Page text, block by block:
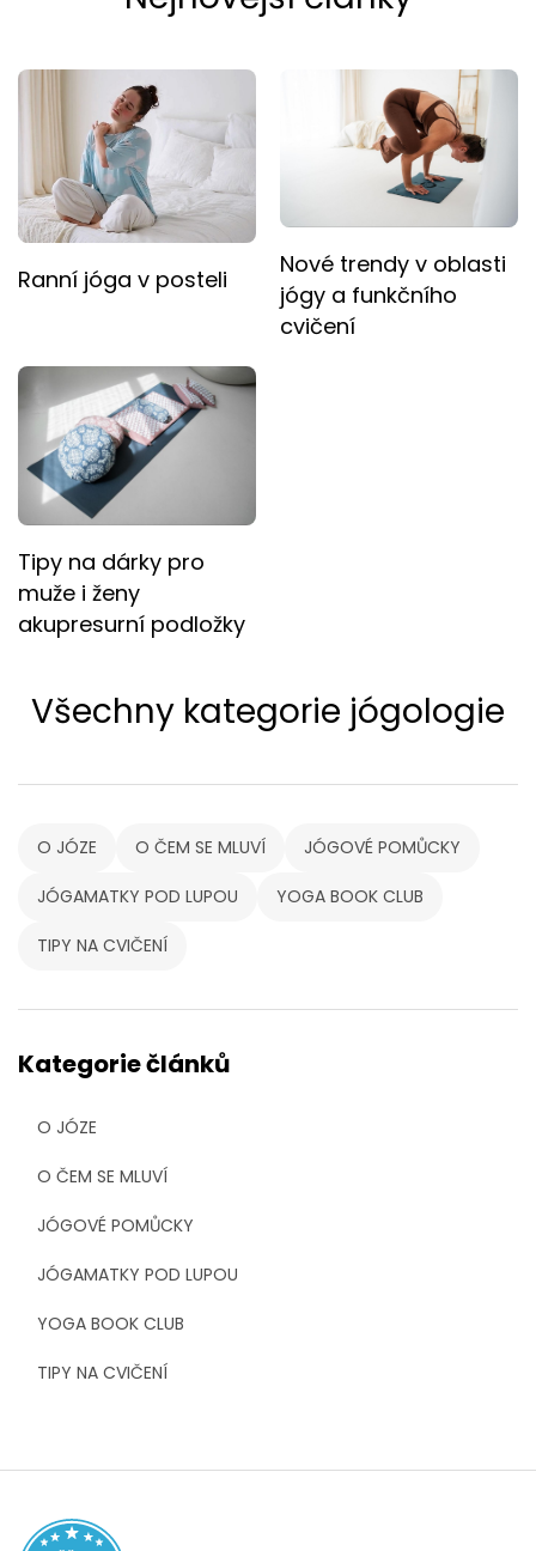
Kategorie článků
O JÓZE
O ČEM SE MLUVÍ
JÓGOVÉ POMŮCKY
JÓGAMATKY POD LUPOU
YOGA BOOK CLUB
TIPY NA CVIČENÍ
Ranní jóga v posteli
Nové trendy v oblasti
jógy a funkčního
cvičení
Tipy na dárky pro
muže i ženy
akupresurní podložky
Všechny kategorie jógologie
O JÓZE O ČEM SE MLUVÍ JÓGOVÉ POMŮCKY
JÓGAMATKY POD LUPOU YOGA BOOK CLUB
TIPY NA CVIČENÍ